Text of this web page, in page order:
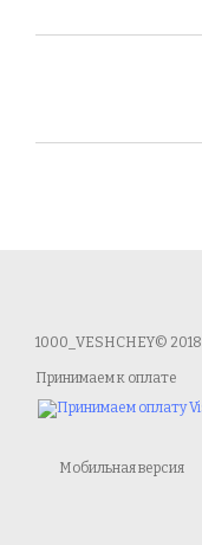
1000_VESHCHEY© 2018
Принимаем к оплате
Мобильная версия